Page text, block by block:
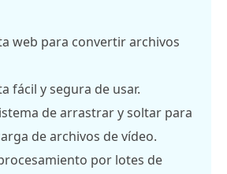
web para convertir archivos
fácil y segura de usar.
de arrastrar y soltar para
de archivos de vídeo.
por lotes de